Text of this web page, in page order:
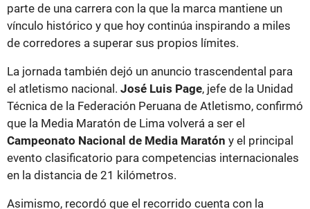
parte de una carrera con la que la marca mantiene un
vínculo histórico y que hoy continúa inspirando a miles
de corredores a superar sus propios límites.
La jornada también dejó un anuncio trascendental para
el atletismo nacional. José Luis Page, jefe de la Unidad
Técnica de la Federación Peruana de Atletismo, confirmó
que la Media Maratón de Lima volverá a ser el
Campeonato Nacional de Media Maratón y el principal
evento clasificatorio para competencias internacionales
en la distancia de 21 kilómetros.
Asimismo, recordó que el recorrido cuenta con la